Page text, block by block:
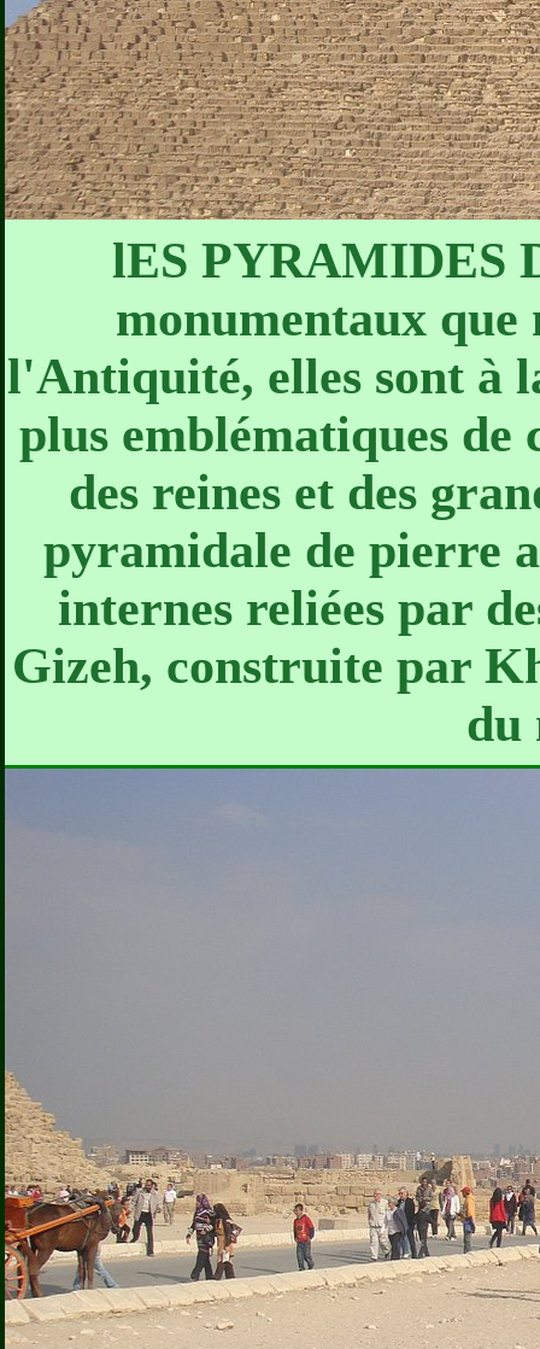
lES PYRAMIDES
monumentaux que
l'Antiquité, elles sont à
plus emblématiques de
des reines et des
pyramidale de pierre
internes reliées par
Gizeh, construite par
du